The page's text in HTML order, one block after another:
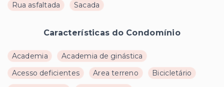
Rua asfaltada
Sacada
Características do Condomínio
Academia
Academia de ginástica
Acesso deficientes
Area terreno
Bicicletário